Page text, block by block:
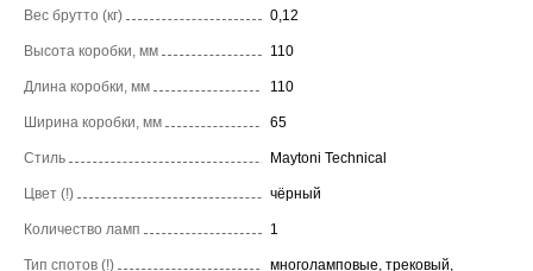
Вес брутто (кг) 0,12
Высота коробки, мм 110
Длина коробки, мм 110
Ширина коробки, мм 65
Стиль Maytoni Technical
Цвет (!) чёрный
Количество ламп 1
Тип спотов (!) многоламповые, трековый,